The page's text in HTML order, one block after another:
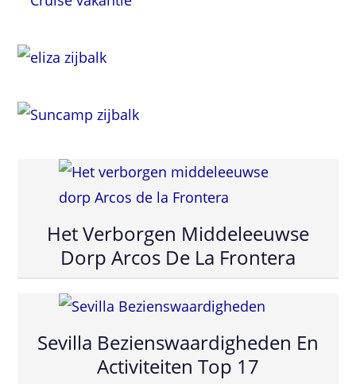
Het Verborgen Middeleeuwse
Dorp Arcos De La Frontera
Sevilla Bezienswaardigheden En
Activiteiten Top 17